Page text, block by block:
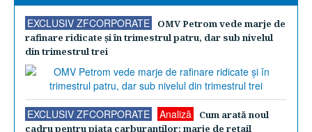
EXCLUSIV ZFCORPORATE
OMV Petrom vede marje de
rafinare ridicate şi în trimestrul patru, dar sub nivelul
din trimestrul trei
EXCLUSIV ZFCORPORATE Analiză
Cum arată noul
cadru pentru piaţa carburanţilor: marje de retail